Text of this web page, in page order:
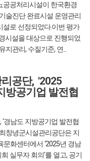
공공처리시설이 한국환경
술진단 완료시설 운영관리
설로 선정되었다.이번 평가
시설을 대상으로 진행되었
지관리, 수질기준, 연...
공단, '2025
방공기업 발전협
경남도 지방공기업 발전협
창녕군시설관리공단은 지
문화센터에서 ‘2025년 경남
실무자 회의’를 열고, 공기